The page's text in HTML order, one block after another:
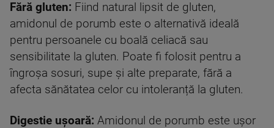
Fără gluten: Fiind natural lipsit de gluten,
amidonul de porumb este o alternativă ideală
pentru persoanele cu boală celiacă sau
sensibilitate la gluten. Poate fi folosit pentru a
îngroșa sosuri, supe și alte preparate, fără a
afecta sănătatea celor cu intoleranță la gluten.
Digestie ușoară: Amidonul de porumb este ușor